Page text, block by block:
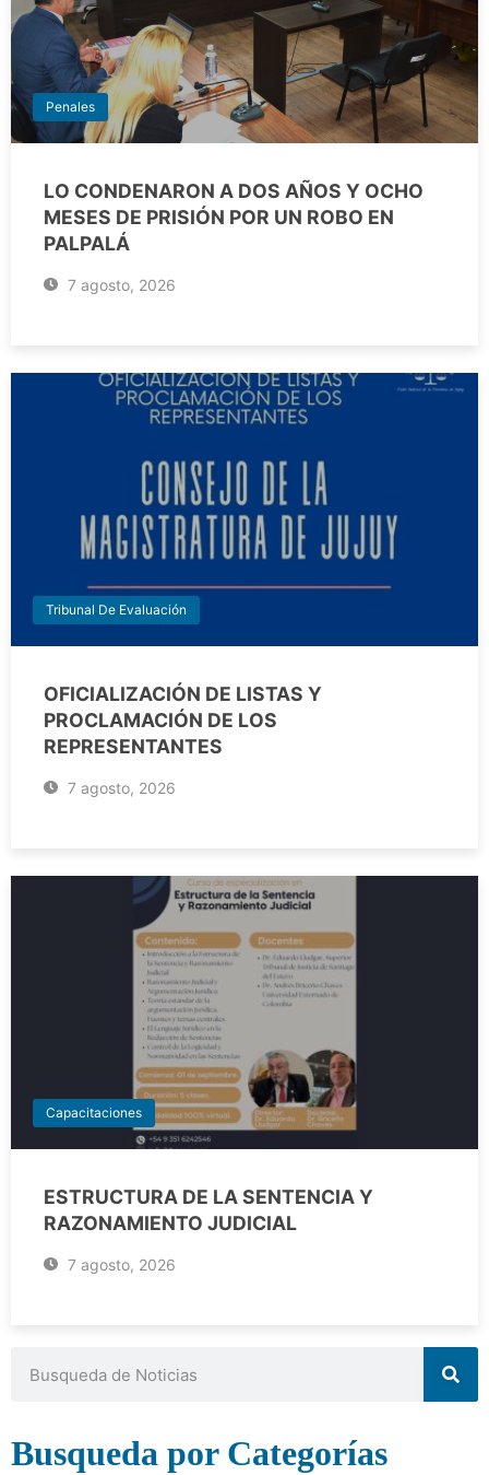
Penales
LO CONDENARON A DOS AÑOS Y OCHO
MESES DE PRISIÓN POR UN ROBO EN
PALPALÁ
7 agosto, 2026
Tribunal De Evaluación
OFICIALIZACIÓN DE LISTAS Y
PROCLAMACIÓN DE LOS
REPRESENTANTES
7 agosto, 2026
Capacitaciones
ESTRUCTURA DE LA SENTENCIA Y
RAZONAMIENTO JUDICIAL
7 agosto, 2026
Busqueda por Categorías